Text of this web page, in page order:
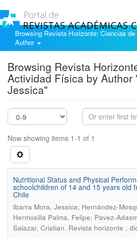
Browsing Revista Horizonte: Ciencias
Author
Browsing Revista
Actividad Física by Author
Jessica"
Now showing items 1-1 of 1
Nutritional Status and Physical
schoolchildren of 14 and 15 years old
Chile
Ibarra Mora, Jessica; Hernández-
Hermosilla Palma, Felipe; Pavez-
Salazar, Cristian. Revista horizonte ;